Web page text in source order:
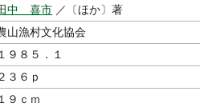
中 喜市 ／〔ほか〕著
山漁村文化協会
９８５．１
３６ｐ
９ｃｍ